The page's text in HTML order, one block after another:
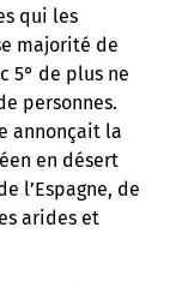
qui les
majorité de
5° de plus ne
personnes.
annonçait la
en désert
l’Espagne, de
arides et